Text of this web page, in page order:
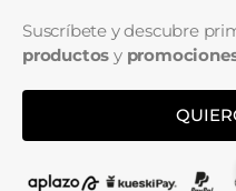
Suscríbete y descubre
productos y